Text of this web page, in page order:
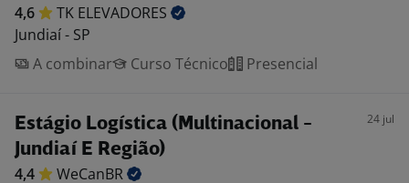
4,6 TK ELEVADORES
Jundiaí - SP
A combinar
Curso Técnico Presencial
Estágio Logística (Multinacional -
Jundiaí E Região)
24 jul
4,4
WeCanBR